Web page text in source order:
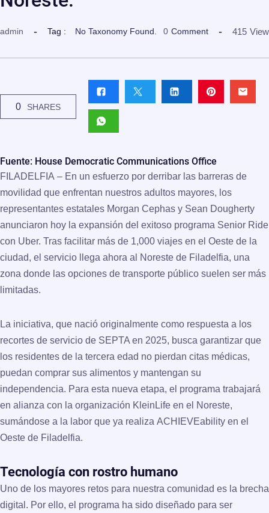
admin Tag : No Taxonomy Found. 0 Comment 415 View
0 SHARES
Fuente: House Democratic Communications Office
FILADELFIA – En un esfuerzo por derribar las barreras de
movilidad que enfrentan nuestros adultos mayores, los
representantes estatales Morgan Cephas y Sean Dougherty
anunciaron hoy la expansión del exitoso programa Senior Ride
con Uber. Tras facilitar más de 1,000 viajes en el Oeste de la
ciudad, el servicio llega ahora al
Noreste de Filadelfia, una
zona donde las opciones de transporte público suelen ser más
limitadas.
La iniciativa, que nació originalmente como respuesta a los
recortes de servicio de SEPTA en 2025, busca garantizar que
los residentes de la tercera edad no pierdan citas médicas,
puedan comprar sus alimentos y mantengan su
independencia. Para esta nueva etapa, el programa trabajará
en alianza con la organización KleinLife en el Noreste,
sumándose a la labor que ya realiza ACHIEVEability en el
Oeste de Filadelfia.
Tecnología con rostro humano
Uno de los mayores retos para nuestra comunidad es la brecha
digital. Por ello, el programa ha sido diseñado para ser